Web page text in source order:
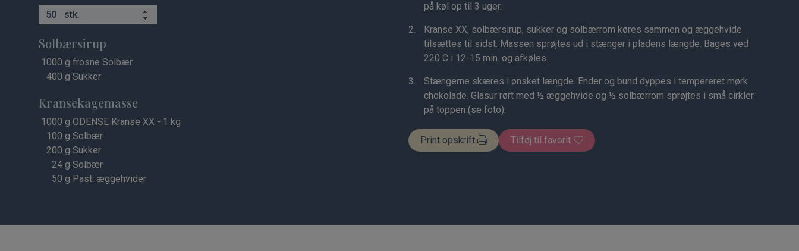
stk.
Solbærsirup
1000 g frosne Solbær
400 g Sukker
Kransekagemasse
1000 g ODENSE Kranse XX - 1 kg
100 g Solbær
200 g Sukker
24 g Solbær
50 g Past. æggehvider
på køl op til 3 uger.
Kranse XX, solbærsirup, sukker og solbærrom køres sammen og æggehvide
tilsættes til sidst. Massen sprøjtes ud i stænger i pladens længde. Bages ved
220 C i 12-15 min. og afkøles.
Stængerne skæres i ønsket længde. Ender og bund dyppes i tempereret mørk
chokolade. Glasur rørt med ½ æggehvide og ½ solbærrom sprøjtes i små cirkler
på toppen (se foto).
Print opskrift Tilføj til favorit